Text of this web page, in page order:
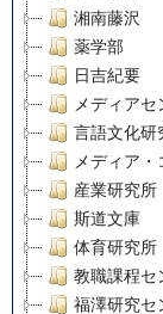
湘南藤沢
薬学部
日吉紀要
メディアセ
言語文化研
メディア
産業研究所
斯道文庫
体育研究所
教職課程セ
福澤研究セ